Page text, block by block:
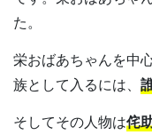
た。
栄おばあちゃんを中
族として入るには、
そしてその人物は侘